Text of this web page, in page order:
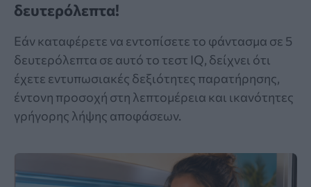
δευτερόλεπτα!
Εάν καταφέρετε να εντοπίσετε το φάντασμα σε 5
δευτερόλεπτα σε αυτό το τεστ IQ, δείχνει ότι
έχετε εντυπωσιακές δεξιότητες παρατήρησης,
έντονη προσοχή στη λεπτομέρεια και ικανότητες
γρήγορης λήψης αποφάσεων.